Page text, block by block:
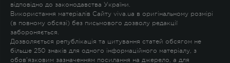
відповідно до законодавства України.
Використання матеріалів Сайту viva.ua в оригінальному розмірі
(в повному обсязі) без письмового дозволу редакції
забороняється.
Дозволяється републікація та цитування статей обсягом не
більше 250 знаків для одного інформаційного матеріалу, з
обов'язковим зазначенням посилання на джерело, а для